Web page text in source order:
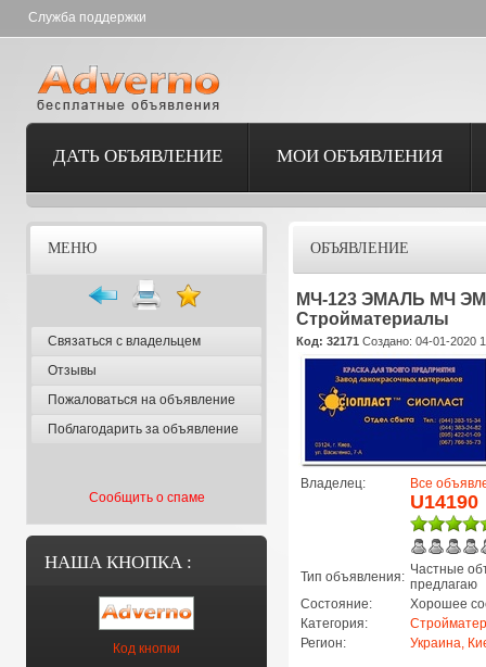
Служба поддержки
ДАТЬ ОБЪЯВЛЕНИЕ МОИ ОБЪЯВЛЕНИЯ
МЕНЮ
Связаться с владельцем
Отзывы
Пожаловаться на объявление
Поблагодарить за объявление
Сообщить о спаме
НАША КНОПКА :
Код кнопки
ОБЪЯВЛЕНИЕ
МЧ-123 ЭМАЛЬ МЧ
Стройматериалы
Код: 32171 Создано: 04-01-2020
Владелец: Все
U14190
Тип объявления: Частные
предлагаю
Состояние:
Хорошее
Категория:
Регион:
Украина,